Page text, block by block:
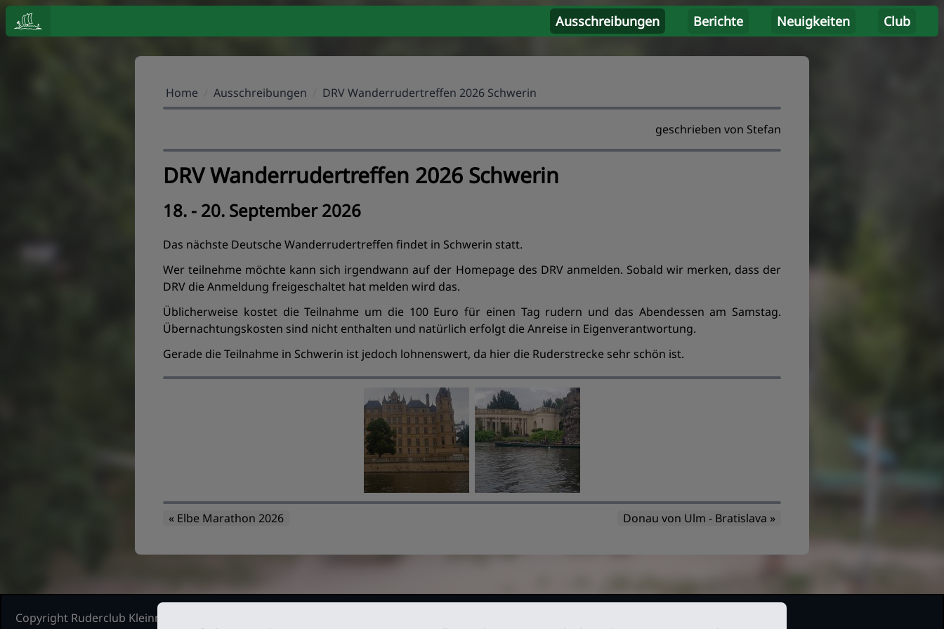
Ausschreibungen Berichte Neuigkeiten Club
Home Ausschreibungen DRV Wanderrudertreffen 2026 Schwerin
geschrieben von Stefan
DRV Wanderrudertreffen 2026 Schwerin
18. - 20. September 2026
Das nächste Deutsche Wanderrudertreffen findet in Schwerin statt.
Wer teilnehme möchte kann sich irgendwann auf der Homepage des DRV anmelden. Sobald wir merken, dass der
DRV die Anmeldung freigeschaltet hat melden wird das.
Üblicherweise kostet die Teilnahme um die 100 Euro für einen Tag rudern und das Abendessen am Samstag.
Übernachtungskosten sind nicht enthalten und natürlich erfolgt die Anreise in Eigenverantwortung.
Gerade die Teilnahme in Schwerin ist jedoch lohnenswert, da hier die Ruderstrecke sehr schön ist.
« Elbe Marathon 2026 Donau von Ulm - Bratislava »
Copyright Ruderclub Kleinmachnow Stahnsdorf Teltow, 2026. Alle